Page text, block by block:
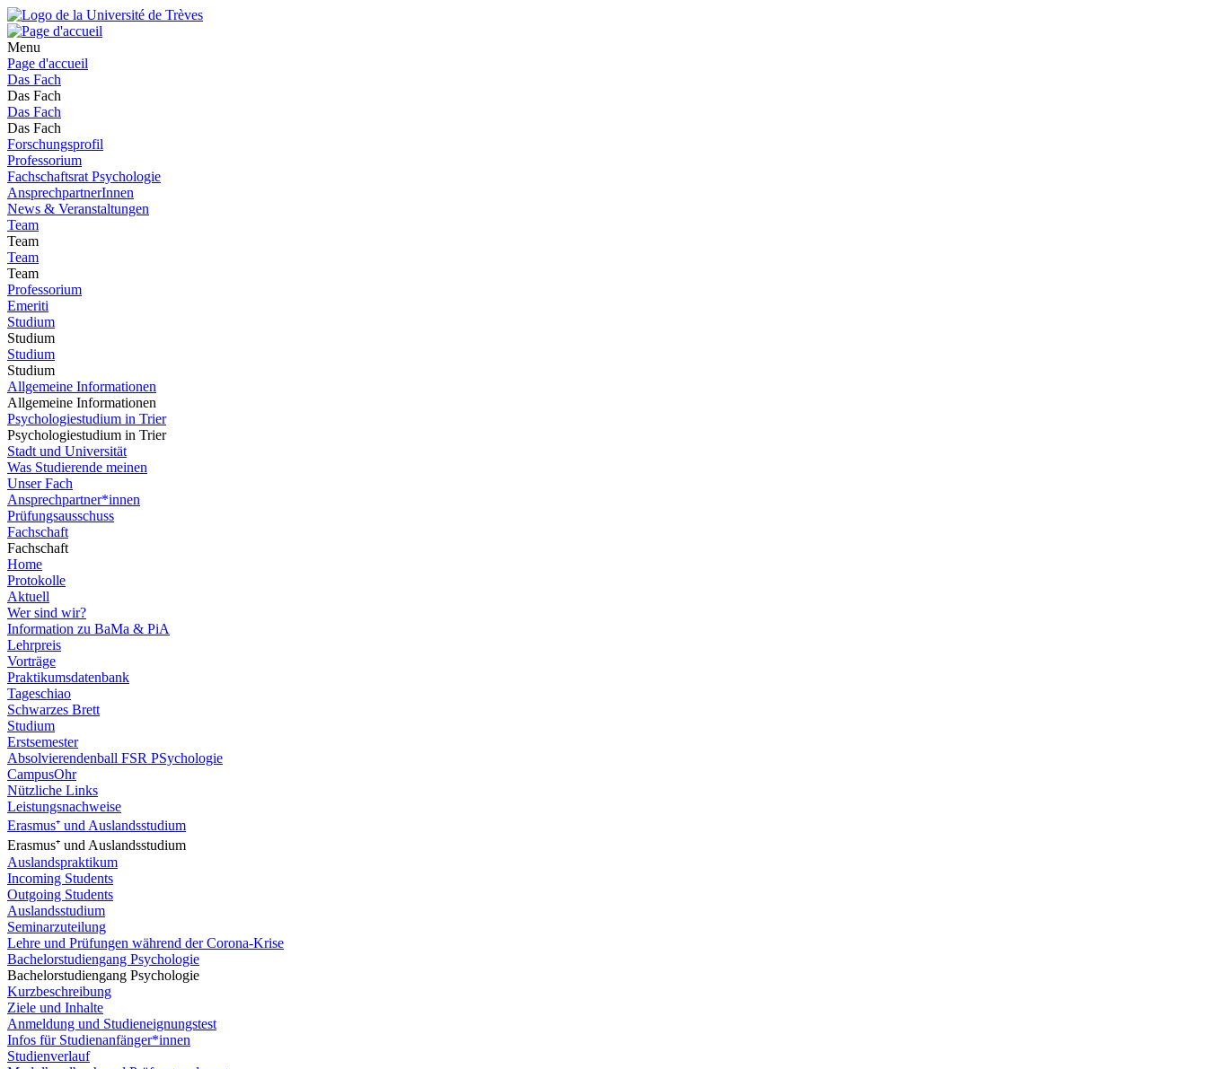
Menu
Page d'accueil
Das Fach
Das Fach
Das Fach
Das Fach
Forschungsprofil
Professorium
Fachschaftsrat Psychologie
AnsprechpartnerInnen
News & Veranstaltungen
Team
Team
Team
Team
Professorium
Emeriti
Studium
Studium
Studium
Studium
Allgemeine Informationen
Allgemeine Informationen
Psychologiestudium in Trier
Psychologiestudium in Trier
Stadt und Universität
Was Studierende meinen
Unser Fach
Ansprechpartner*innen
Prüfungsausschuss
Fachschaft
Fachschaft
Home
Protokolle
Aktuell
Wer sind wir?
Information zu BaMa & PiA
Lehrpreis
Vorträge
Praktikumsdatenbank
Tageschiao
Schwarzes Brett
Studium
Erstsemester
Absolvierendenball FSR PSychologie
CampusOhr
Nützliche Links
Leistungsnachweise
Erasmus⁺ und Auslandsstudium
Erasmus⁺ und Auslandsstudium
Auslandspraktikum
Incoming Students
Outgoing Students
Auslandsstudium
Seminarzuteilung
Lehre und Prüfungen während der Corona-Krise
Bachelorstudiengang Psychologie
Bachelorstudiengang Psychologie
Kurzbeschreibung
Ziele und Inhalte
Anmeldung und Studieneignungstest
Infos für Studienanfänger*innen
Studienverlauf